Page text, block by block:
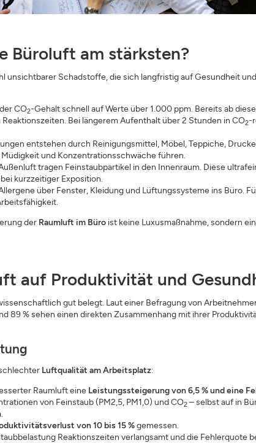
Büroluft am stärksten?
unsichtbarer Schadstoffe, die sich langfristig auf Gesundheit
CO2-Gehalt schnell auf Werte über 1.000 ppm. Bereits ab
Bei längerem Aufenthalt über 2 Stunden in CO2-
entstehen durch Reinigungsmittel, Möbel, Teppiche,
und Konzentrationsschwäche führen.
tragen Feinstaubpartikel in den Innenraum. Diese
kurzzeitiger Exposition.
über Fenster, Kleidung und Lüftungssysteme ins Büro.
der Raumluft im Büroist keine Luxusmaßnahme, sondern
auf Produktivität und
gut belegt. Laut einer Befragung von
89 % sehen einen direkten Zusammenhang mit ihrer
Luftqualität am Arbeitsplatz:
Raumluft eine Leistungssteigerung von 6,5 % und eine
von Feinstaub (PM2,5, PM1,0) und CO2– selbst auf in
.
von 10 bis 15 %gemessen.
Reaktionszeiten verlangsamt und die Fehlerquote